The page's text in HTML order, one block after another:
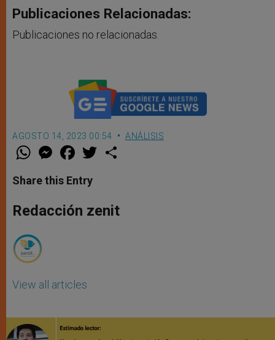
Publicaciones Relacionadas:
Publicaciones no relacionadas.
AGOSTO 14, 2023 00:54 ANÁLISIS
W
t
s
p
p
M
e
s
e
g
e
F
a
e
b
o
k
w
r
Share this Entry
Redacción zenit
View all articles